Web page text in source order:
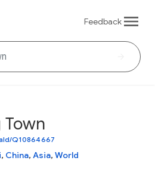
Feedback
Q10864667
, China, Asia, World